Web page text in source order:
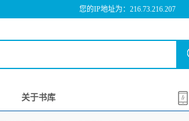
您的IP地址为：216.73.216.207
关于书库